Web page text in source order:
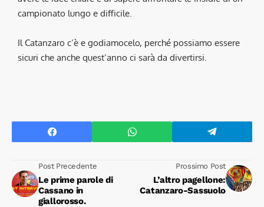
campionato lungo e difficile.
Il Catanzaro c’è e godiamocelo, perché possiamo essere
sicuri che anche quest’anno ci sarà da divertirsi.
Post Precedente
Le prime parole di
Cassano in
giallorosso.
Prossimo Post
L’altro pagellone:
Catanzaro-Sassuolo